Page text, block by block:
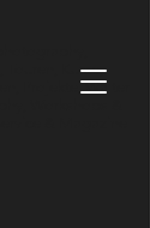
Touren, Kurse,
Projekte, Walter
Workshops &
& Magazine